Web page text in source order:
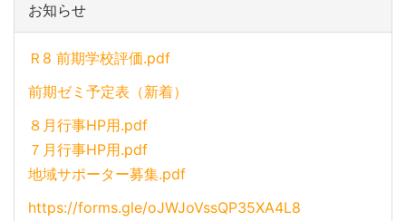
お知らせ
Ｒ8 前期学校評価.pdf
前期ゼミ予定表（新着）
８月行事HP用.pdf
７月行事HP用.pdf
地域サポーター募集.pdf
https://forms.gle/oJWJoVssQP35XA4L8